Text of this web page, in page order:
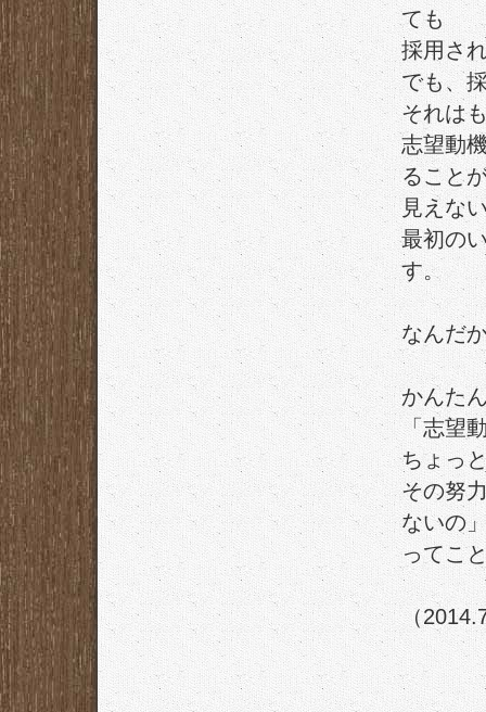
ても
採用さ
でも、
それは
志望動
ること
見えな
最初の
す。
なんだ
かんた
「志望
ちょっ
その努
ないの
ってこ
（